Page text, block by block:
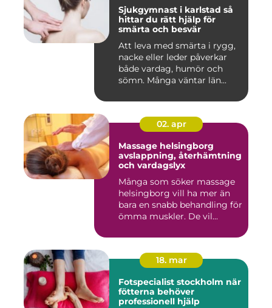
Sjukgymnast i karlstad så
hittar du rätt hjälp för
smärta och besvär
Att leva med smärta i rygg,
nacke eller leder påverkar
både vardag, humör och
sömn. Många väntar län...
02. apr
Massage helsingborg
avslappning, återhämtning
och vardagslyx
Många som söker massage
helsingborg vill ha mer än
bara en snabb behandling för
ömma muskler. De vil...
18. mar
Fotspecialist stockholm när
fötterna behöver
professionell hjälp